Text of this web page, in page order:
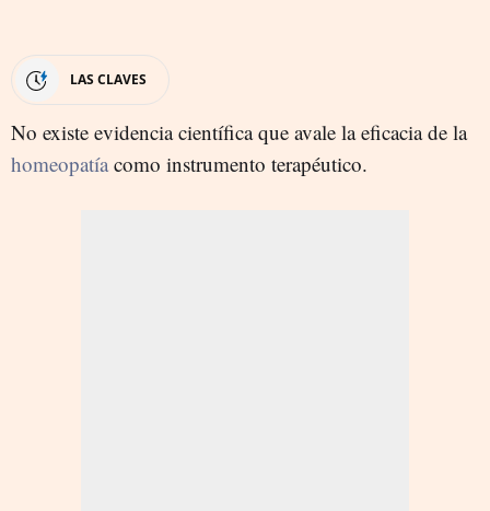
LAS CLAVES
No existe evidencia científica que avale la eficacia de la
homeopatía como instrumento terapéutico.